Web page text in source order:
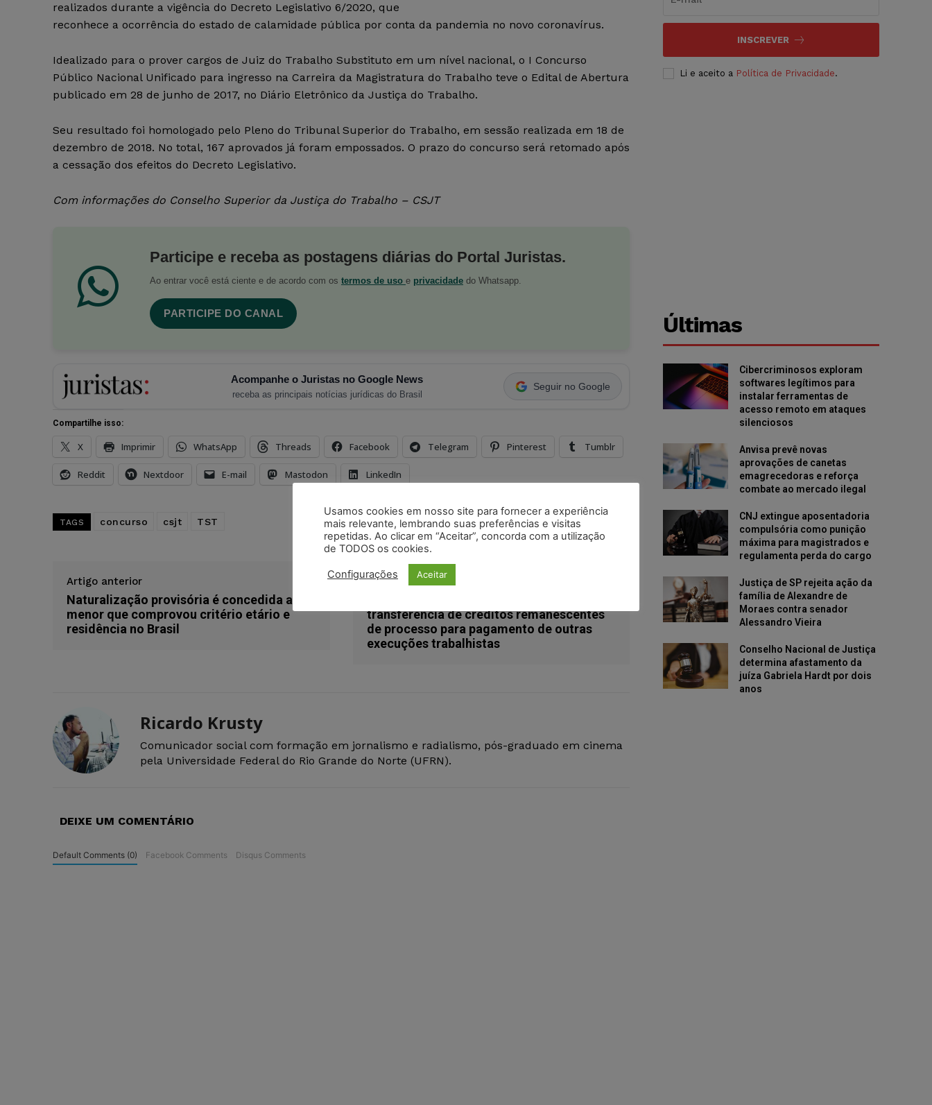
realizados durante a vigência do Decreto Legislativo 6/2020, que
reconhece a ocorrência do estado de calamidade pública por conta da pandemia no novo coronavírus.
Idealizado para o prover cargos de Juiz do Trabalho Substituto em um nível nacional, o I Concurso
Público Nacional Unificado para ingresso na Carreira da Magistratura do Trabalho teve o Edital de Abertura
publicado em 28 de junho de 2017, no Diário Eletrônico da Justiça do Trabalho.
Seu resultado foi homologado pelo Pleno do Tribunal Superior do Trabalho, em sessão realizada em 18 de
dezembro de 2018. No total, 167 aprovados já foram empossados. O prazo do concurso será retomado após
a cessação dos efeitos do Decreto Legislativo.
Com informações do Conselho Superior da Justiça do Trabalho – CSJT
Participe e receba as postagens diárias do Portal Juristas.
Ao entrar você está ciente e de acordo com os termos de uso e privacidade do Whatsapp.
PARTICIPE DO CANAL
Acompanhe o Juristas no Google News
receba as principais notícias jurídicas do Brasil
Seguir no Google
Compartilhe isso:
X Imprimir WhatsApp Threads Facebook Telegram Pinterest Tumblr
Reddit Nextdoor E-mail Mastodon LinkedIn
TAGS concurso csjt TST
Artigo anterior
Naturalização provisória é concedida a
menor que comprovou critério etário e
residência no Brasil
Próximo artigo
transferência de créditos remanescentes
de processo para pagamento de outras
execuções trabalhistas
Ricardo Krusty
Comunicador social com formação em jornalismo e radialismo, pós-graduado em cinema
pela Universidade Federal do Rio Grande do Norte (UFRN).
DEIXE UM COMENTÁRIO
Default Comments (0) Facebook Comments Disqus Comments
INSCREVER
Li e aceito a Política de Privacidade.
Últimas
Cibercriminosos exploram
softwares legítimos para
instalar ferramentas de
acesso remoto em ataques
silenciosos
Anvisa prevê novas
aprovações de canetas
emagrecedoras e reforça
combate ao mercado ilegal
CNJ extingue aposentadoria
compulsória como punição
máxima para magistrados e
regulamenta perda do cargo
Justiça de SP rejeita ação da
família de Alexandre de
Moraes contra senador
Alessandro Vieira
Conselho Nacional de Justiça
determina afastamento da
juíza Gabriela Hardt por dois
anos
Usamos cookies em nosso site para fornecer a experiência
mais relevante, lembrando suas preferências e visitas
repetidas. Ao clicar em “Aceitar”, concorda com a utilização
de TODOS os cookies.
Configurações Aceitar